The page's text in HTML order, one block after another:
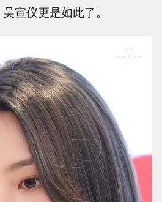
宣仪更是如此了。